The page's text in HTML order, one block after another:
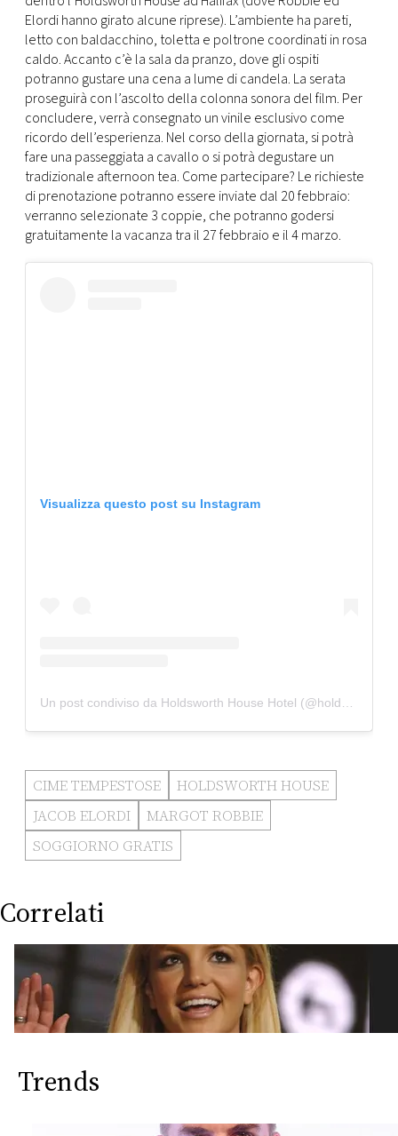
Elordi hanno girato alcune riprese). L’ambiente ha pareti,
letto con baldacchino, toletta e poltrone coordinati in rosa
caldo. Accanto c’è la sala da pranzo, dove gli ospiti
potranno gustare una cena a lume di candela. La serata
proseguirà con l’ascolto della colonna sonora del film. Per
concludere, verrà consegnato un vinile esclusivo come
ricordo dell’esperienza. Nel corso della giornata, si potrà
fare una passeggiata a cavallo o si potrà degustare un
tradizionale afternoon tea. Come partecipare? Le richieste
di prenotazione potranno essere inviate dal 20 febbraio:
verranno selezionate 3 coppie, che potranno godersi
gratuitamente la vacanza tra il 27 febbraio e il 4 marzo.
Visualizza questo post su Instagram
CIME TEMPESTOSE
HOLDSWORTH HOUSE
JACOB ELORDI
MARGOT ROBBIE
SOGGIORNO GRATIS
Correlati
Trends